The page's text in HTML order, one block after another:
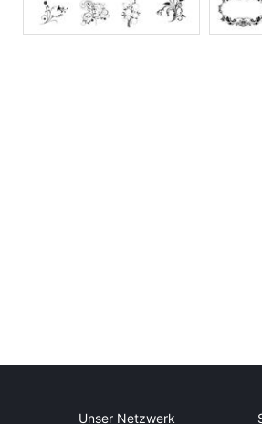
Unser Netzwerk